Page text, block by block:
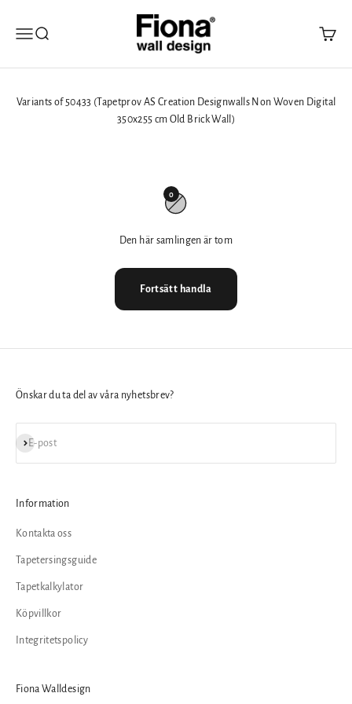
Öppna navigeringsmenyn
Öppna sök
Fiona Walldesign
Variants of 50433 (Tapetprov AS Creation Designwalls Non Woven Digital
350x255 cm Old Brick Wall)
0
Den här samlingen är tom
Fortsätt handla
Önskar du ta del av våra nyhetsbrev?
E-post
Prenumerera
Information
Kontakta oss
Tapetersingsguide
Tapetkalkylator
Köpvillkor
Integritetspolicy
Fiona Walldesign